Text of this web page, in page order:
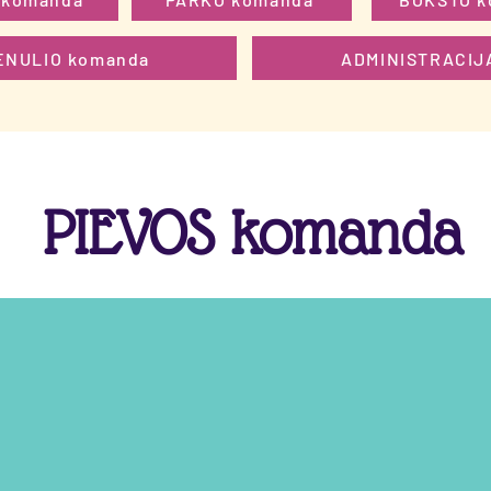
komanda
PIEVOS komanda